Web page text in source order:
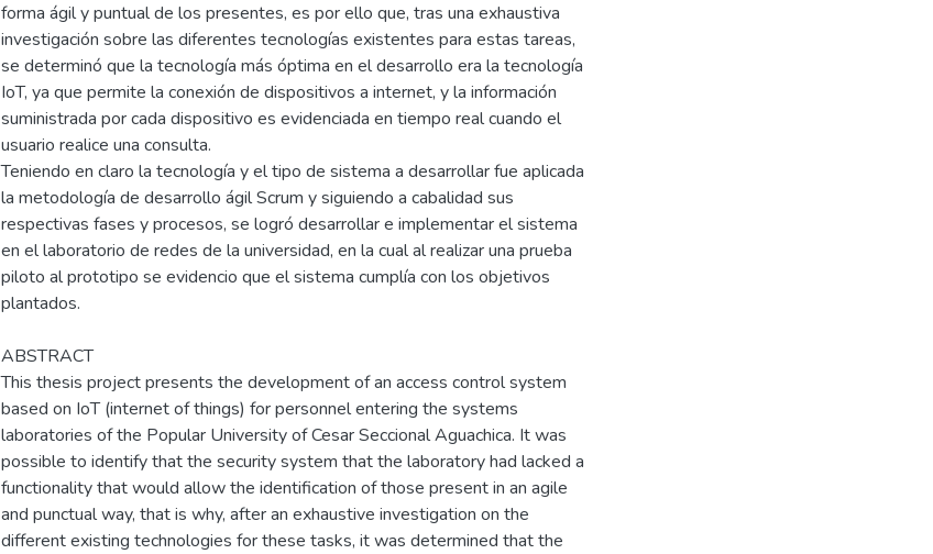
forma ágil y puntual de los presentes, es por ello que, tras una exhaustiva
investigación sobre las diferentes tecnologías existentes para estas tareas,
se determinó que la tecnología más óptima en el desarrollo era la tecnología
IoT, ya que permite la conexión de dispositivos a internet, y la información
suministrada por cada dispositivo es evidenciada en tiempo real cuando el
usuario realice una consulta.
Teniendo en claro la tecnología y el tipo de sistema a desarrollar fue aplicada
la metodología de desarrollo ágil Scrum y siguiendo a cabalidad sus
respectivas fases y procesos, se logró desarrollar e implementar el sistema
en el laboratorio de redes de la universidad, en la cual al realizar una prueba
piloto al prototipo se evidencio que el sistema cumplía con los objetivos
plantados.
ABSTRACT
This thesis project presents the development of an access control system
based on IoT (internet of things) for personnel entering the systems
laboratories of the Popular University of Cesar Seccional Aguachica. It was
possible to identify that the security system that the laboratory had lacked a
functionality that would allow the identification of those present in an agile
and punctual way, that is why, after an exhaustive investigation on the
different existing technologies for these tasks, it was determined that the